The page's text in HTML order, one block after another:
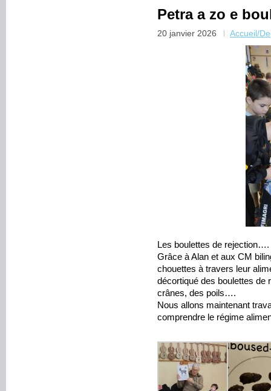
Petra a zo e
20 janvier 2026 Accueil/
Les boulettes de rejection….
Grâce à Alan et aux CM
chouettes à travers leur
décortiqué des boulettes de
crânes, des poils….
Nous allons maintenant
comprendre le régime